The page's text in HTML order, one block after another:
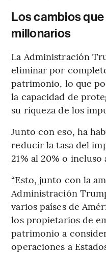
Los cambios
millonarios
La Administración
eliminar por
patrimonio, lo que
la capacidad de
su riqueza de los
Junto con eso, ha
reducir la tasa del
21% al 20% o incluso
“Esto, junto con la
Administración
varios países de
los propietarios de
patrimonio a
operaciones a